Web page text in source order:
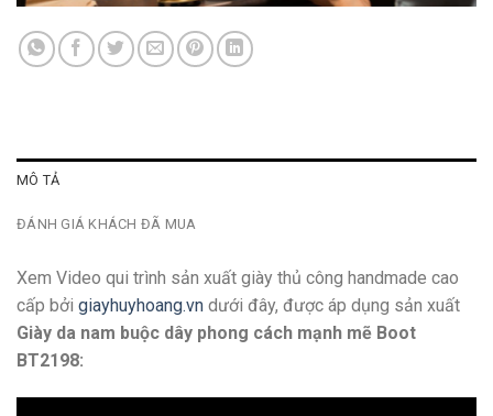
MÔ TẢ
ĐÁNH GIÁ KHÁCH ĐÃ MUA
Xem Video qui trình sản xuất giày thủ công handmade cao
cấp bởi giayhuyhoang.vn dưới đây, được áp dụng sản xuất
Giày da nam buộc dây phong cách mạnh mẽ Boot
BT2198: